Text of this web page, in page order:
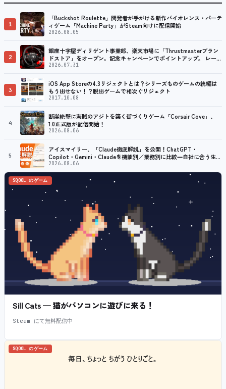
1
「Buckshot Roulette」開発者が手がける新作バイオレンス・パーテ
ィゲーム「Machine Party」がSteam向けに配信開始
2026.08.05
2
銀座十字屋ディリゲント事業部、楽天市場に「Thrustmasterブラン
ドストア」をオープン。記念キャンペーンでポイントアップ。 レーシ
ング／フライトシム向けコントローラーを中心に、幅広くラインナッ
2026.07.31
3
iOS App Storeの4.3リジェクトとは？シリーズものゲームの続編は
もう出せない！？脱出ゲームで相次ぐリジェクト
2017.10.08
4
断崖絶壁に海賊のアジトを築く街づくりゲーム「Corsair Cove」、
1.0正式版が配信開始！
2026.08.06
5
アイスマイリー、「Claude徹底解説」を公開！ChatGPT・
Copilot・Gemini・Claudeを機能別／業務別に比較―自社に合う生成
AIの選び方がわかる実践ガイド
2026.08.06
SQOOL のゲーム
Sill Cats — 猫がパソコンに遊びに来る！
Steam にて無料配信中
SQOOL のゲーム